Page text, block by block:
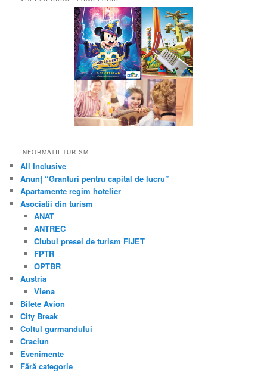
INFORMATII TURISM
All Inclusive
Anunț “Granturi pentru capital de lucru”
Apartamente regim hotelier
Asociatii din turism
ANAT
ANTREC
Clubul presei de turism FIJET
FPTR
OPTBR
Austria
Viena
Bilete Avion
City Break
Coltul gurmandului
Craciun
Evenimente
Fără categorie